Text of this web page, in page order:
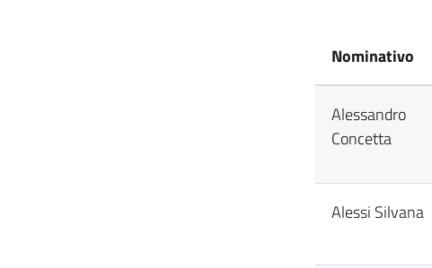
Nominativo
Alessandro
Concetta
Alessi Silvana